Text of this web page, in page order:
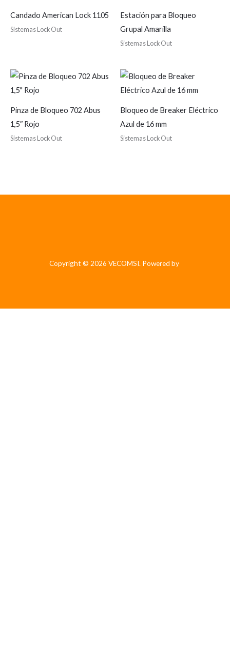
Candado American Lock 1105
Sistemas Lock Out
Estación para Bloqueo
Grupal Amarilla
Sistemas Lock Out
Pinza de Bloqueo 702 Abus
1,5″ Rojo
Sistemas Lock Out
Bloqueo de Breaker Eléctrico
Azul de 16 mm
Sistemas Lock Out
Copyright © 2026 VECOMSI. Powered by